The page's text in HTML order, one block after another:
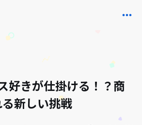
好きが仕掛ける！？商
新しい挑戦